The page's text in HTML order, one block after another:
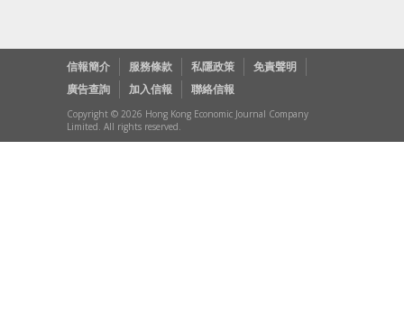
信報簡介 服務條款 私隱政策
免責聲明
廣告查詢
加入信報 聯絡信報
Copyright © 2026 Hong Kong Economic Journal Company
Limited. All rights reserved.